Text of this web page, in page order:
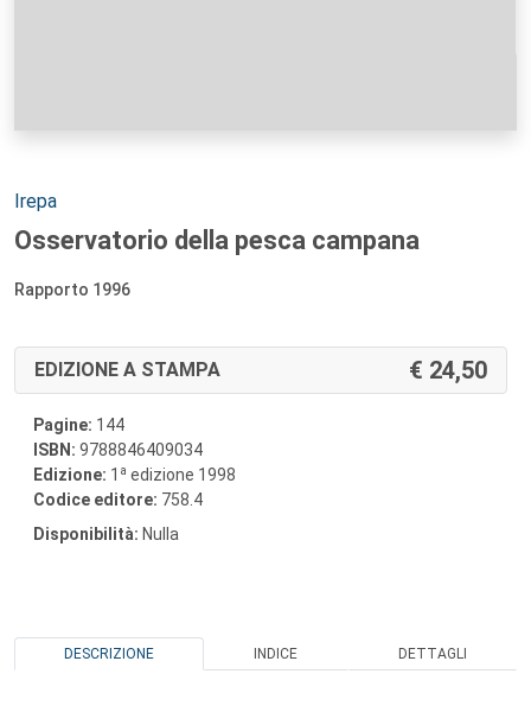
Autori:
Irepa
Osservatorio della pesca campana
Rapporto 1996
EDIZIONE A STAMPA 24,50
Pagine: 144
ISBN: 9788846409034
Edizione: 1 a edizione 1998
Codice editore: 758.4
Disponibilità: Nulla
DESCRIZIONE INDICE DETTAGLI